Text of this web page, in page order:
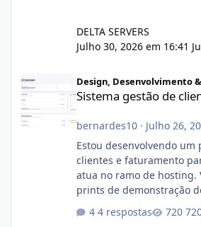
DELTA SERVERS
Julho 30, 2026 em 16:41
Design, Desenvolvimento
Sistema gestão de
bernardes10· Julho 26,
Estou desenvolvendo um
clientes e faturamento
atua no ramo de hosting.
prints de demonstração
com cerca de 80%
4 respostas